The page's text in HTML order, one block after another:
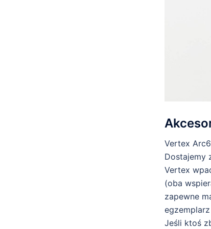
Vertex
Dostajemy
Vertex
(oba
zapewne
Jeśli ktoś